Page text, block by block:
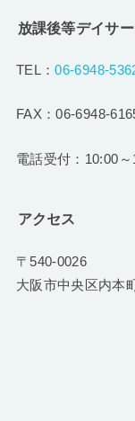
放課後等デイサ
TEL：06-6948-
FAX：06-6948-
電話受付：10:00～
アクセス
〒540-0026
大阪市中央区内本